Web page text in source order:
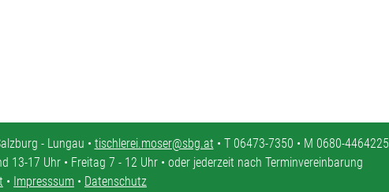
- Lungau • tischlerei.moser@sbg.at • T 06473-7350 • M 0680-4464225
17 Uhr • Freitag 7 - 12 Uhr • oder jederzeit nach Terminvereinbarung
• Impresssum • Datenschutz